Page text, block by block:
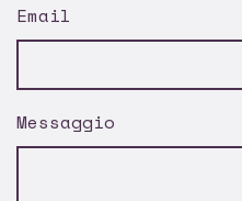
Email
Messaggio